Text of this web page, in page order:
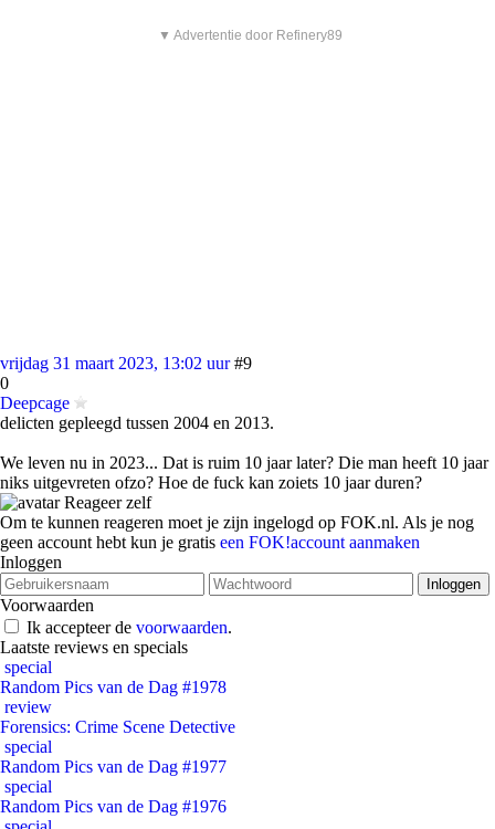
▼ Advertentie door Refinery89
vrijdag 31 maart 2023, 13:02 uur #9
0
Deepcage
delicten gepleegd tussen 2004 en 2013.
We leven nu in 2023... Dat is ruim 10 jaar later? Die man heeft 10 jaar
niks uitgevreten ofzo? Hoe de fuck kan zoiets 10 jaar duren?
Reageer zelf
Om te kunnen reageren moet je zijn ingelogd op FOK.nl. Als je nog
geen account hebt kun je gratis een FOK!account aanmaken
Inloggen
Voorwaarden
Ik accepteer de voorwaarden.
Laatste reviews en specials
special
Random Pics van de Dag #1978
review
Forensics: Crime Scene Detective
special
Random Pics van de Dag #1977
special
Random Pics van de Dag #1976